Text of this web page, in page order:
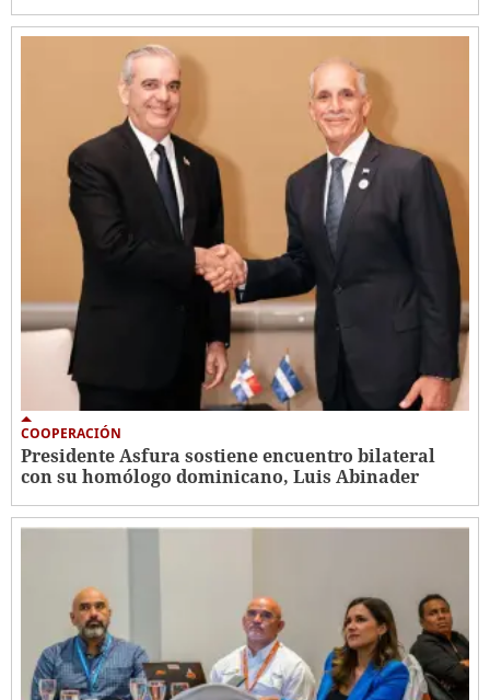
COOPERACIÓN
Presidente Asfura sostiene encuentro bilateral
con su homólogo dominicano, Luis Abinader